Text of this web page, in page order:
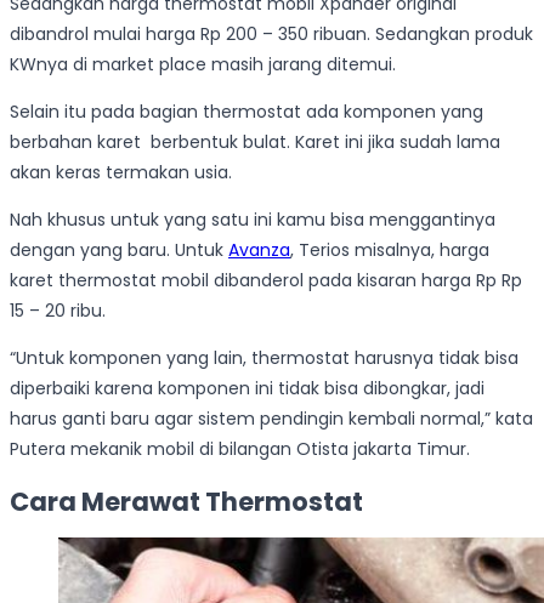
dibandrol mulai harga Rp 200 – 350 ribuan. Sedangkan produk
KWnya di market place masih jarang ditemui.
Selain itu pada bagian thermostat ada komponen yang
berbahan karet berbentuk bulat. Karet ini jika sudah lama
akan keras termakan usia.
Nah khusus untuk yang satu ini kamu bisa menggantinya
dengan yang baru. Untuk Avanza, Terios misalnya, harga
karet thermostat mobil dibanderol pada kisaran harga Rp Rp
15 – 20 ribu.
“Untuk komponen yang lain, thermostat harusnya tidak bisa
diperbaiki karena komponen ini tidak bisa dibongkar, jadi
harus ganti baru agar sistem pendingin kembali normal,” kata
Putera mekanik mobil di bilangan Otista jakarta Timur.
Cara Merawat Thermostat